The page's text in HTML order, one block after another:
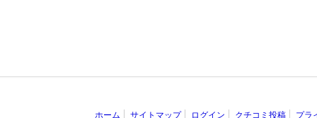
ホーム サイトマップ ログイン クチコミ投稿 プラ